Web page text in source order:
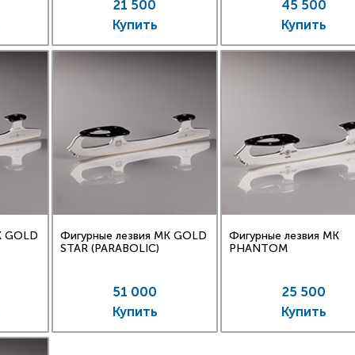
коньки, лезвия MK Professional в полной мере
всех элементов фигурного катания, но учитывая
21 500
Купить
45 500
Купить
GOLD
Фигурные лезвия MK GOLD
STAR (PARABOLIC)
51 000
Купить
Фигурные лезвия MK
PHANTOM
25 500
Купить